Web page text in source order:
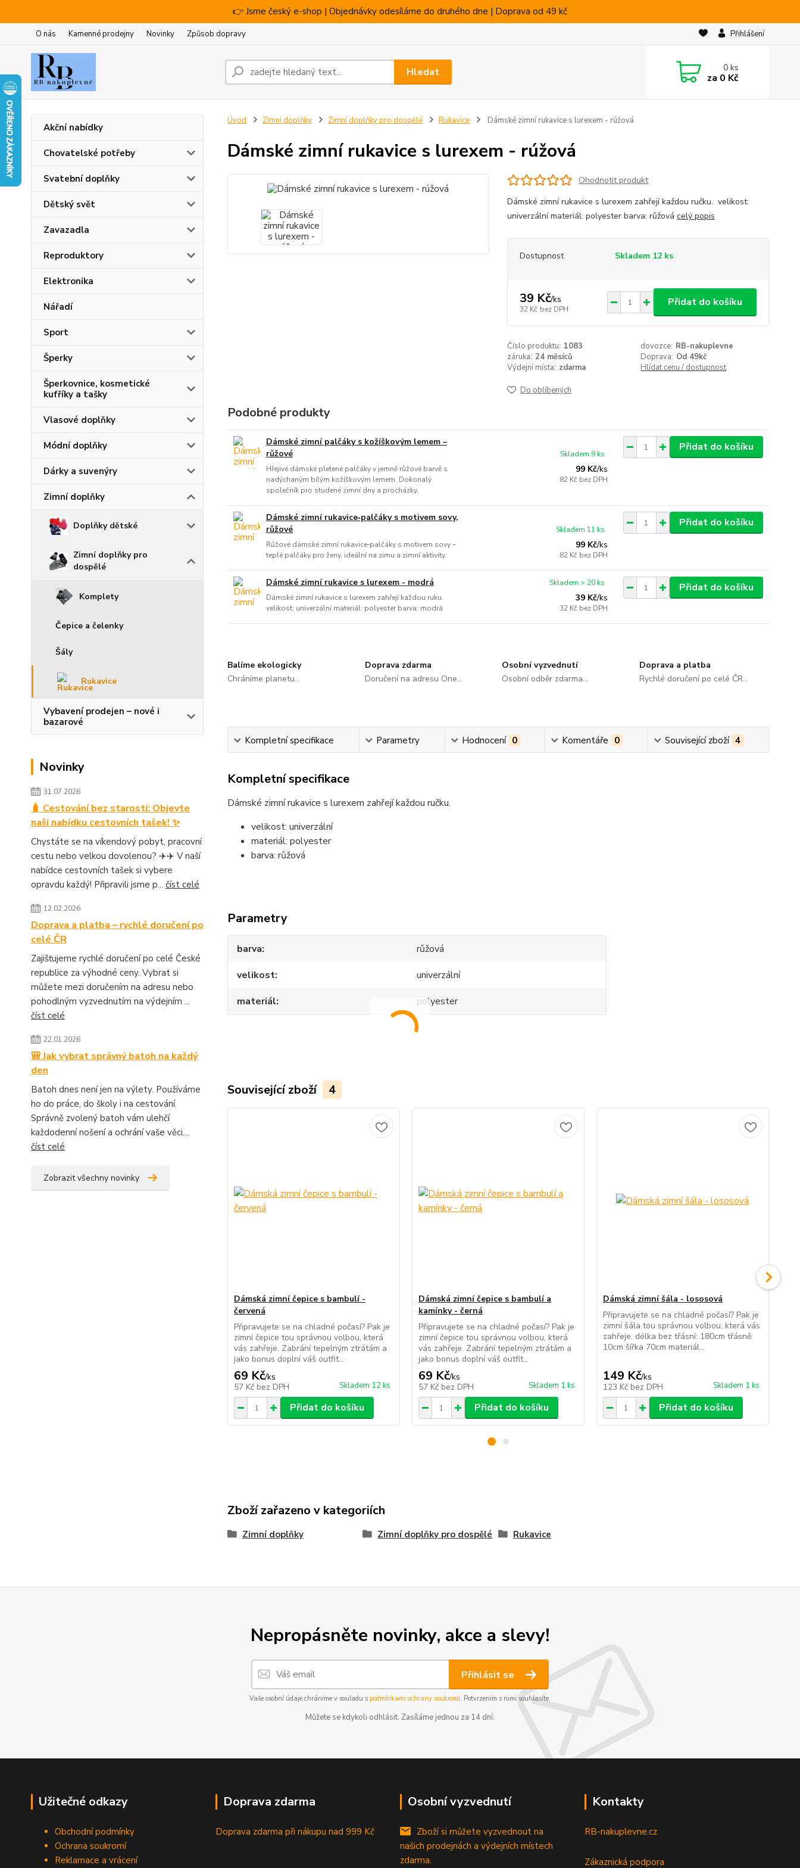
👉 Jsme český e-shop | Objednávky odesíláme do druhého dne | Doprava od 49 kč
O nás Kamenné prodejny Novinky Způsob dopravy Přihlášení
Hledat 0ks
za 0 Kč
Akční nabídky
Chovatelské potřeby
Svatební doplňky
Dětský svět
Zavazadla
Reproduktory
Elektronika
Nářadí
Sport
Šperky
Šperkovnice, kosmetické
kufříky a tašky
Vlasové doplňky
Módní doplňky
Dárky a suvenýry
Zimní doplňky
Doplňky dětské
Zimní doplňky pro
dospělé
Komplety
Čepice a čelenky
Šály
Rukavice
Vybavení prodejen – nové i
bazarové
Novinky
31.07.2026
🧳 Cestování bez starostí: Objevte
naši nabídku cestovních tašek! ✨
Chystáte se na víkendový pobyt, pracovní
cestu nebo velkou dovolenou? ✈️✈️ V naší
nabídce cestovních tašek si vybere
opravdu každý! Připravili jsme p... číst celé
12.02.2026
Doprava a platba – rychlé doručení po
celé ČR
Zajišťujeme rychlé doručení po celé České
republice za výhodné ceny. Vybrat si
můžete mezi doručením na adresu nebo
pohodlným vyzvednutím na výdejním ...
číst celé
22.01.2026
🎒 Jak vybrat správný batoh na každý
den
Batoh dnes není jen na výlety. Používáme
ho do práce, do školy i na cestování.
Správně zvolený batoh vám ulehčí
každodenní nošení a ochrání vaše věci....
číst celé
Zobrazit všechny novinky
Úvod Zimní doplňky Zimní doplňky pro dospělé Rukavice Dámské zimní rukavice s lurexem - rúžová
Dámské zimní rukavice s lurexem - rúžová
Ohodnotit produkt
Dámské zimní rukavice s lurexem zahřejí každou ručku. velikost:
univerzální materiál: polyester barva: růžová celý popis
Dostupnost Skladem 12 ks
39 Kč/ks
32 Kč bez DPH
Přidat do košíku
Číslo produktu: 1083 dovozce: RB-nakuplevne
záruka: 24 měsíců Doprava: Od 49kč
Výdejní místa: zdarma Hlídat cenu / dostupnost
Do oblíbených
Podobné produkty
Dámské zimní palčáky s kožíškovým lemem –
růžové
Hřejivé dámské pletené palčáky v jemně růžové barvě s
nadýchaným bílým kožíškovým lemem. Dokonalý
společník pro studené zimní dny a procházky.
99 Kč/ks
82 Kč bez DPH
Skladem 9 ks
Přidat do košíku
Dámské zimní rukavice‑palčáky s motivem sovy,
růžové
Růžové dámské zimní rukavice‑palčáky s motivem sovy –
teplé palčáky pro ženy, ideální na zimu a zimní aktivity.
99 Kč/ks
82 Kč bez DPH
Skladem 11 ks
Přidat do košíku
Dámské zimní rukavice s lurexem - modrá
Dámské zimní rukavice s lurexem zahřejí každou ruku.
velikost: univerzální materiál: polyester barva: modrá
39 Kč/ks
32 Kč bez DPH
Skladem > 20 ks Přidat do košíku
Balíme ekologicky
Chráníme planetu...
Doprava zdarma
Doručení na adresu One...
Osobní vyzvednutí
Osobní odběr zdarma...
Doprava a platba
Rychlé doručení po celé ČR...
Kompletní specifikace Parametry Hodnocení 0 Komentáře 0 Související zboží 4
Kompletní specifikace
Dámské zimní rukavice s lurexem zahřejí každou ručku.
velikost: univerzální
materiál: polyester
barva: růžová
Parametry
barva
růžová
velikost
univerzální
materiál
polyester
Související zboží 4
Dámská zimní čepice s bambulí -
červená
Připravujete se na chladné počasí? Pak je
zimní čepice tou správnou volbou, která
vás zahřeje. Zabrání tepelným ztrátám a
jako bonus doplní váš outfit...
69 Kč/ks
57 Kč bez DPH Skladem 12 ks
Přidat do košíku
Dámská zimní čepice s bambulí a
kamínky - černá
Připravujete se na chladné počasí? Pak je
zimní čepice tou správnou volbou, která
vás zahřeje. Zabrání tepelným ztrátám a
jako bonus doplní váš outfit...
69 Kč/ks
57 Kč bez DPH Skladem 1 ks
Přidat do košíku
Dámská zimní šála - lososová
Připravujete se na chladné počasí? Pak je
zimní šála tou správnou volbou, která vás
zahřeje. délka bez třásní: 180cm třásně:
10cm šířka 70cm materiál...
149 Kč/ks
123 Kč bez DPH Skladem 1 ks
Přidat do košíku
Zboží zařazeno v kategoriích
Zimní doplňky Zimní doplňky pro dospělé Rukavice
Nepropásněte novinky, akce a slevy!
Přihlásit se
Vaše osobní údaje chráníme v souladu s podmínkami ochrany soukromí. Potvrzením s nimi souhlasíte.
Můžete se kdykoli odhlásit. Zasíláme jednou za 14 dní.
Užitečné odkazy
Obchodní podmínky
Ochrana soukromí
Reklamace a vrácení
Doprava zdarma
Doprava zdarma při nákupu nad 999 Kč
Osobní vyzvednutí
Zboží si můžete vyzvednout na
našich prodejnách a výdejních místech
zdarma.
Kontakty
RB-nakuplevne.cz
Zákaznická podpora